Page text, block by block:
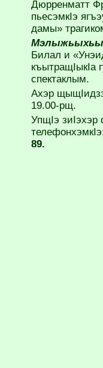
Дюрренматт
пьесэмкIэ
дамы»
Билал и
къытращIыкIа
спектаклым.
Ахэр
19.00-рщ.
УпщIэ
89.